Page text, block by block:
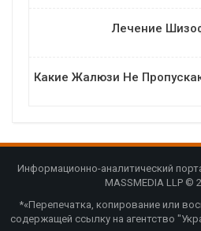
Лечение
Какие Жалюзи Не
Информационно-аналитический
MASSMEDIA LLP ©
*«Перепечатка, копирование или
содержащей ссылку на агентство